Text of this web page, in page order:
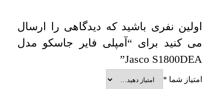
اولین نفری باشید که دیدگاهی را ارسال
می کنید برای “آمپلی فایر جاسکو مدل
Jasco S1800DEA”
امتیاز شما*